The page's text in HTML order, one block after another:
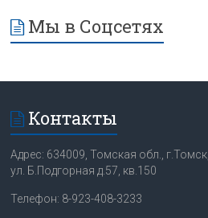
Мы в Соцсетях
Контакты
Адрес: 634009, Томская обл., г.Томск,
ул. Б.Подгорная д.57, кв.150
Телефон: 8-923-408-3233